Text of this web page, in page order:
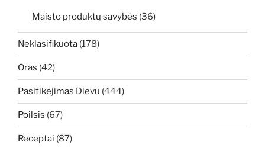
Maisto produktų savybės (36)
Neklasifikuota (178)
Oras (42)
Pasitikėjimas Dievu (444)
Poilsis (67)
Receptai (87)